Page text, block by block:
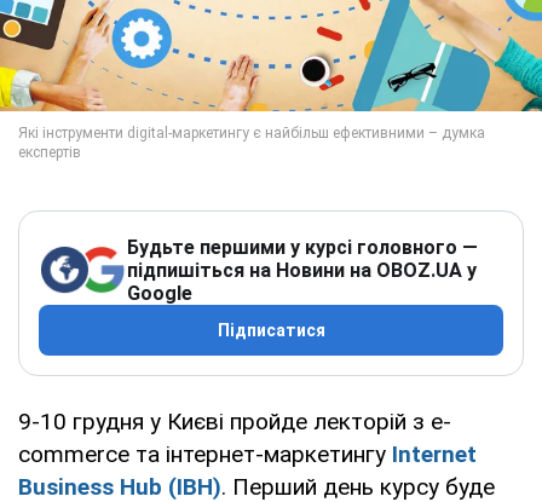
Будьте першими у курсі головного —
підпишіться на Новини на OBOZ.UA у
Google
Підписатися
9-10 грудня у Києві пройде лекторій з e-
commerce та інтернет-маркетингу Internet
Business Hub (IBH). Перший день курсу буде